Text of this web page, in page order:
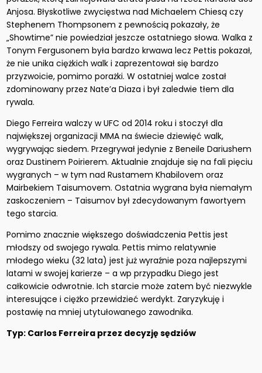
Anjosa. Błyskotliwe zwycięstwa nad Michaelem Chiesą czy
Stephenem Thompsonem z pewnością pokazały, że
„Showtime” nie powiedział jeszcze ostatniego słowa. Walka z
Tonym Fergusonem była bardzo krwawa lecz Pettis pokazał,
że nie unika ciężkich walk i zaprezentował się bardzo
przyzwoicie, pomimo porażki. W ostatniej walce został
zdominowany przez Nate’a Diaza i był zaledwie tłem dla
rywala.
Diego Ferreira walczy w UFC od 2014 roku i stoczył dla
największej organizacji MMA na świecie dziewięć walk,
wygrywając siedem. Przegrywał jedynie z Beneile Dariushem
oraz Dustinem Poirierem. Aktualnie znajduje się na fali pięciu
wygranych – w tym nad Rustamem Khabilovem oraz
Mairbekiem Taisumovem. Ostatnia wygrana była niemałym
zaskoczeniem – Taisumov był zdecydowanym fawortyem
tego starcia.
Pomimo znacznie większego doświadczenia Pettis jest
młodszy od swojego rywala. Pettis mimo relatywnie
młodego wieku (32 lata) jest już wyraźnie poza najlepszymi
latami w swojej karierze – a wp przypadku Diego jest
całkowicie odwrotnie. Ich starcie może zatem być niezwykle
interesujące i ciężko przewidzieć werdykt. Zaryzykuję i
postawię na mniej utytułowanego zawodnika.
Typ: Carlos Ferreira przez decyzję sędziów